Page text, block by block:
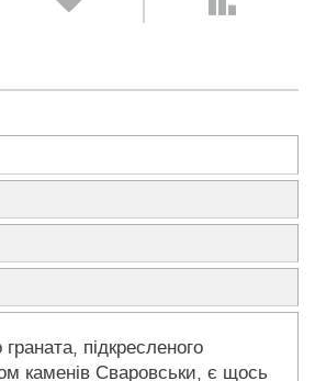
граната, підкресленого
каменів Сваровськи, є щось